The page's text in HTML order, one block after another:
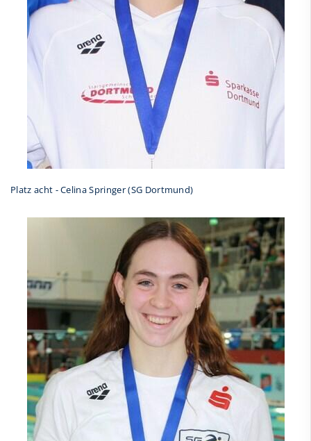
Platz acht - Celina Springer (SG Dortmund)